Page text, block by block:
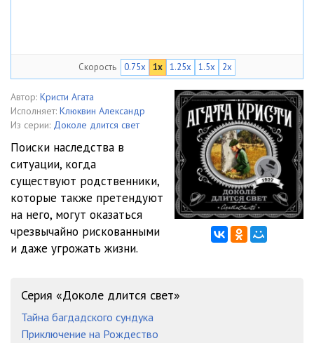
Скорость 0.75x 1x 1.25x 1.5x 2x
Автор: Кристи Агата
Исполняет: Клюквин Александр
Из серии: Доколе длится свет
Поиски наследства в
ситуации, когда
существуют родственники,
которые также претендуют
на него, могут оказаться
чрезвычайно рискованными
и даже угрожать жизни.
Серия «Доколе длится свет»
Тайна багдадского сундука
Приключение на Рождество